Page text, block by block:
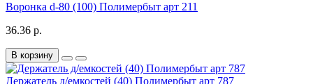
Воронка d-80 (100) Полимербыт арт 211
36.36 р.
В корзину
Держатель д/емкостей (40) Полимербыт арт 787